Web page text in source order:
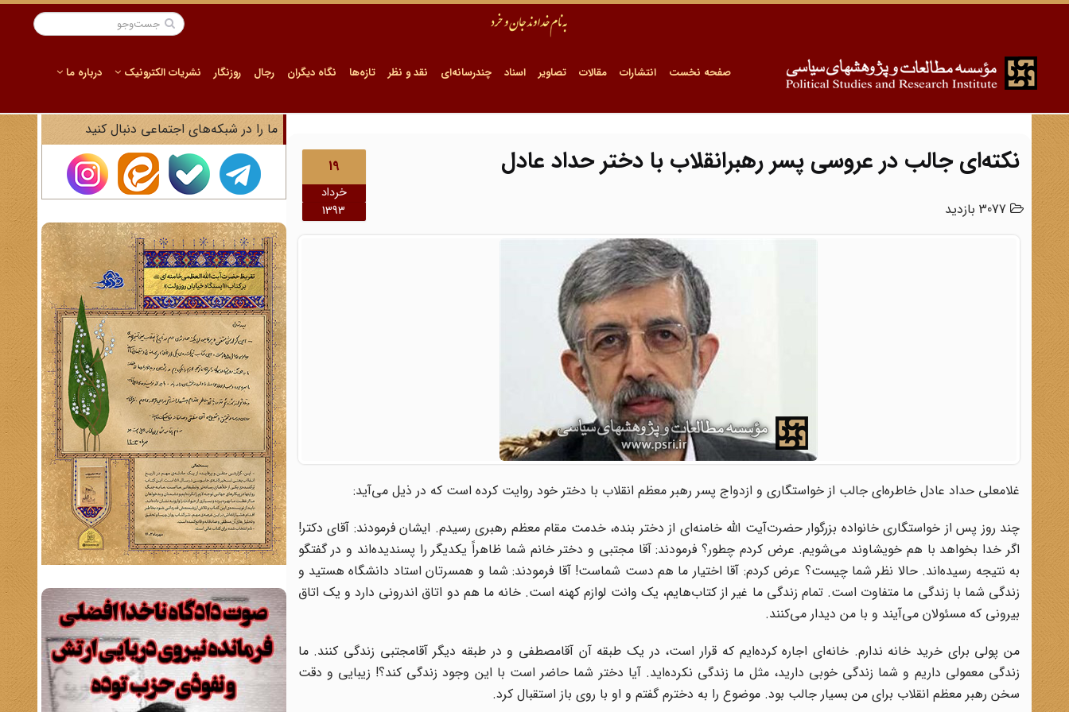
صفحه نخست انتشارات مقالات تصاویر اسناد چندرسانه‌ای نقد و نظر تازه‌ها نگاه دیگران رجال روزنگار نشریات الکترونیک درباره ما
19
خرداد
1393
نکته‌ای جالب در عروسی پسر رهبرانقلاب با دختر حداد عادل
غلامعلی حداد عادل خاطره‌ای جالب از خواستگاری و ازدواج پسر رهبر معظم انقلاب با دختر خود روایت کرده است که در ذیل می‌آید:
چند روز پس از خواستگاری خانواده بزرگوار حضرت‌آیت الله خامنه‌ای از دختر بنده، خدمت مقام معظم رهبری رسیدم. ایشان فرمودند: آقای دکتر!
اگر خدا بخواهد با هم خویشاوند می‌شویم. عرض کردم چطور؟ فرمودند: آقا مجتبی و دختر خانم شما ظاهراً یکدیگر را پسندیده‌اند و در گفتگو
به نتیجه رسیده‌اند. حالا نظر شما چیست؟ عرض کردم: آقا اختیار ما هم دست شماست! آقا فرمودند: شما و همسرتان استاد دانشگاه هستید و
زندگی شما با زندگی ما متفاوت است. تمام زندگی ما غیر از کتاب‌هایم، یک وانت لوازم کهنه است. خانه ما هم دو اتاق اندرونی دارد و یک اتاق
بیرونی که مسئولان می‌آیند و با من دیدار می‌کنند.
من پولی برای خرید خانه ندارم. خانه‌ای اجاره کرده‌ایم که قرار است، در یک طبقه آن آقامصطفی و در طبقه دیگر آقامجتبی زندگی کنند. ما
زندگی معمولی داریم و شما زندگی خوبی دارید، مثل ما زندگی نکرده‌اید. آیا دختر شما حاضر است با این وجود زندگی کند؟! زیبایی و دقت
سخن رهبر معظم انقلاب برای من بسیار جالب بود. موضوع را به دخترم گفتم و او با روی باز استقبال کرد.
ما را در شبکه‌های اجتماعی دنبال کنید